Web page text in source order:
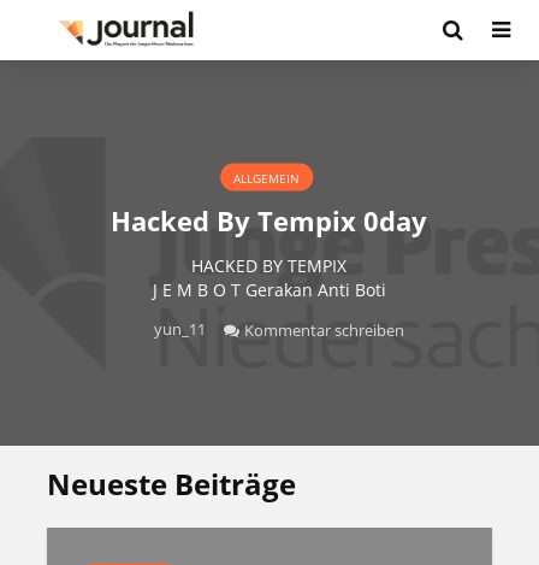
ALLGEMEIN
Hacked By Tempix 0day
HACKED BY TEMPIX
J E M B O T Gerakan Anti Boti
yun_11 Kommentar schreiben
Neueste Beiträge